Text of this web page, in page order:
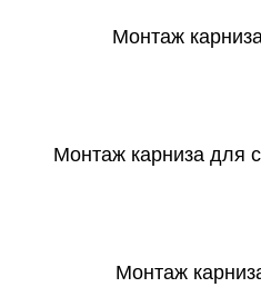
Монтаж
Монтаж карниза для
Монтаж